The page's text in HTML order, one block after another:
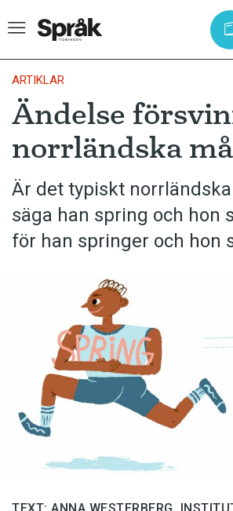
Hem
Artiklar
Krönikor
Språkfrågor
Skrivtips
Podden
Anmäl till språkpolisen
Föreslå nyord
Annonsera
Läs Språktidningen digitalt
Press
ARTIKLAR
Ändelse
norrländska
Är det typiskt
säga han spring och hon
för han springer och hon